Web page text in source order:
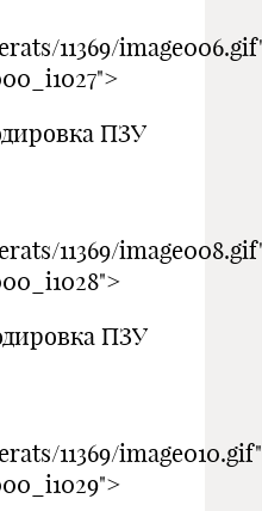
11369/
ПЗУ
11369/
ПЗУ
11369/image010.gif"